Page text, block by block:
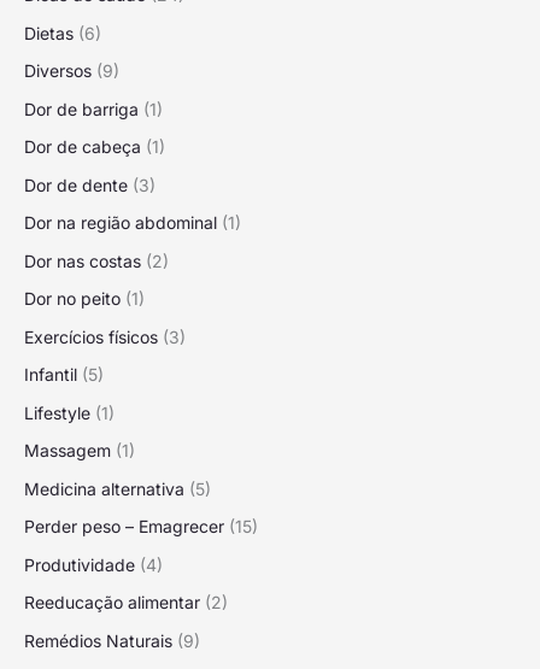
Dietas (6)
Diversos (9)
Dor de barriga (1)
Dor de cabeça (1)
Dor de dente (3)
Dor na região abdominal (1)
Dor nas costas (2)
Dor no peito (1)
Exercícios físicos (3)
Infantil (5)
Lifestyle (1)
Massagem (1)
Medicina alternativa (5)
Perder peso – Emagrecer (15)
Produtividade (4)
Reeducação alimentar (2)
Remédios Naturais (9)